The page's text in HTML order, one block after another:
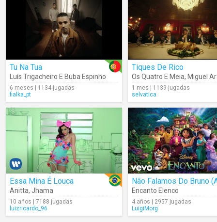
Tu Na Tua
Luís Trigacheiro E Buba Espinho
6 meses | 1134 jugadas
fialka_pt
Tiques De Rico
Os Quatro E Meia, Miguel
1 mes | 1139 jugadas
selvatica
Essa Mina É Louca
Anitta, Jhama
10 años | 7188 jugadas
luizricardo_96
Encanto Elenco
4 años | 2957 jugadas
LuigiMorg